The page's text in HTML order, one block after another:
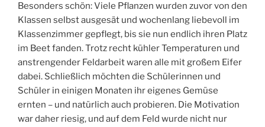
Besonders schön: Viele Pflanzen wurden zuvor von den
Klassen selbst ausgesät und wochenlang liebevoll im
Klassenzimmer gepflegt, bis sie nun endlich ihren Platz
im Beet fanden. Trotz recht kühler Temperaturen und
anstrengender Feldarbeit waren alle mit großem Eifer
dabei. Schließlich möchten die Schülerinnen und
Schüler in einigen Monaten ihr eigenes Gemüse
ernten – und natürlich auch probieren. Die Motivation
war daher riesig, und auf dem Feld wurde nicht nur